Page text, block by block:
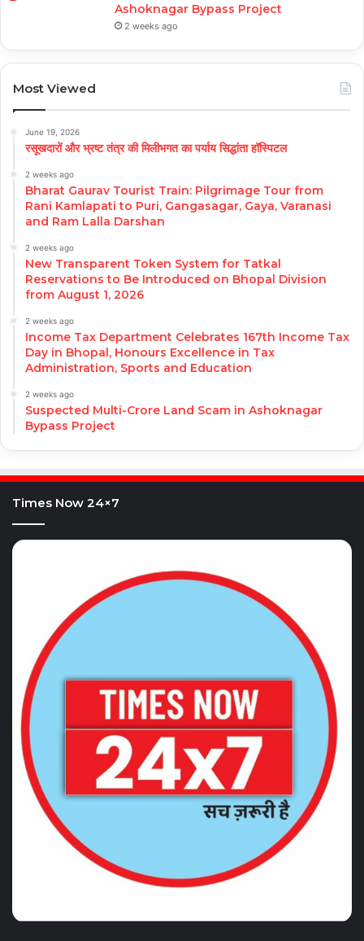
Ashoknagar Bypass Project
2 weeks ago
Most Viewed
June 19, 2026
रसूखदारों और भ्रष्ट तंत्र की मिलीभगत का पर्याय सिद्धांता हॉस्पिटल
2 weeks ago
Bharat Gaurav Tourist Train: Pilgrimage Tour from
Rani Kamlapati to Puri, Gangasagar, Gaya, Varanasi
and Ram Lalla Darshan
2 weeks ago
New Transparent Token System for Tatkal
Reservations to Be Introduced on Bhopal Division
from August 1, 2026
2 weeks ago
Income Tax Department Celebrates 167th Income Tax
Day in Bhopal, Honours Excellence in Tax
Administration, Sports and Education
2 weeks ago
Suspected Multi-Crore Land Scam in Ashoknagar
Bypass Project
Times Now 24×7